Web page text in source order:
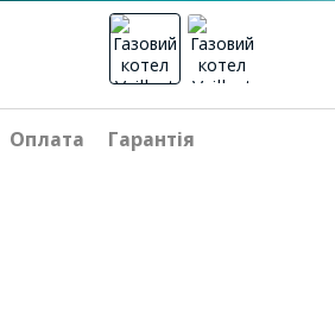
Оплата Гарантія